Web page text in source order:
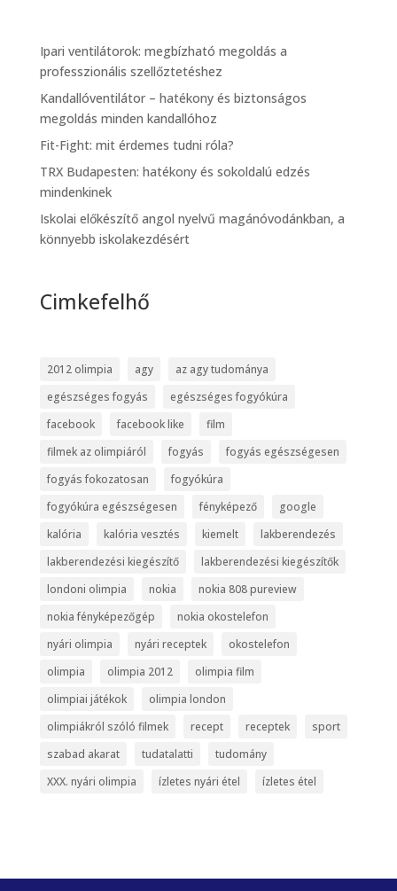
Ipari ventilátorok: megbízható megoldás a
professzionális szellőztetéshez
Kandallóventilátor – hatékony és biztonságos
megoldás minden kandallóhoz
Fit-Fight: mit érdemes tudni róla?
TRX Budapesten: hatékony és sokoldalú edzés
mindenkinek
Iskolai előkészítő angol nyelvű magánóvodánkban, a
könnyebb iskolakezdésért
Cimkefelhő
2012 olimpia agy
az agy tudománya
egészséges fogyás
egészséges fogyókúra
facebook
facebook like
film
filmek az olimpiáról
fogyás
fogyás egészségesen
fogyás fokozatosan
fogyókúra
fogyókúra egészségesen
fényképező
google
kalória
kalória vesztés kiemelt
lakberendezés
lakberendezési kiegészítő
lakberendezési kiegészítők
londoni olimpia
nokia
nokia 808 pureview
nokia fényképezőgép
nokia okostelefon
nyári olimpia
nyári receptek
okostelefon
olimpia
olimpia 2012
olimpia film
olimpiai játékok
olimpia london
olimpiákról szóló filmek
recept receptek
sport
szabad akarat
tudatalatti
tudomány
XXX. nyári olimpia
ízletes nyári étel ízletes étel